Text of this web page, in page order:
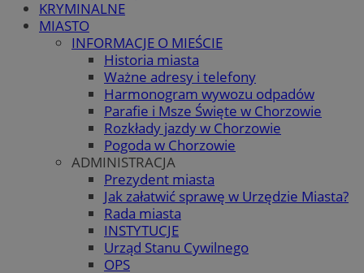
KRYMINALNE
MIASTO
INFORMACJE O MIEŚCIE
Historia miasta
Ważne adresy i telefony
Harmonogram wywozu odpadów
Parafie i Msze Święte w Chorzowie
Rozkłady jazdy w Chorzowie
Pogoda w Chorzowie
ADMINISTRACJA
Prezydent miasta
Jak załatwić sprawę w Urzędzie Miasta?
Rada miasta
INSTYTUCJE
Urząd Stanu Cywilnego
OPS